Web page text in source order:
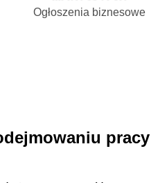
Ogłoszenia biznesowe